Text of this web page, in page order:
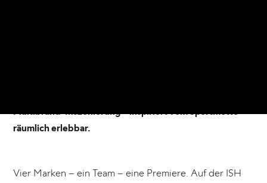
Multibrand-Inszenierung – inspiriert vom Sportmotto –
räumlich erlebbar.
Vier Marken – ein Team – eine Premiere. Auf der ISH